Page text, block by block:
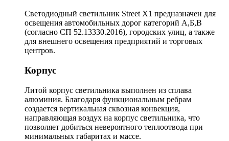
Светодиодный светильник Street X1 предназначен для
освещения автомобильных дорог категорий А,Б,В
(согласно СП 52.13330.2016), городских улиц, а также
для внешнего освещения предприятий и торговых
центров.
Корпус
Литой корпус светильника выполнен из сплава
алюминия. Благодаря функциональным ребрам
создается вертикальная сквозная конвекция,
направляющая воздух на корпус светильника, что
позволяет добиться невероятного теплоотвода при
минимальных габаритах и массе.